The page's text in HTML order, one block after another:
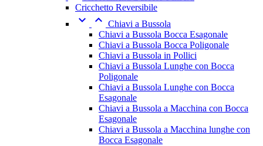
Cricchetto Reversibile
  Chiavi a Bussola
Chiavi a Bussola Bocca Esagonale
Chiavi a Bussola Bocca Poligonale
Chiavi a Bussola in Pollici
Chiavi a Bussola Lunghe con Bocca
Poligonale
Chiavi a Bussola Lunghe con Bocca
Esagonale
Chiavi a Bussola a Macchina con Bocca
Esagonale
Chiavi a Bussola a Macchina lunghe con
Bocca Esagonale